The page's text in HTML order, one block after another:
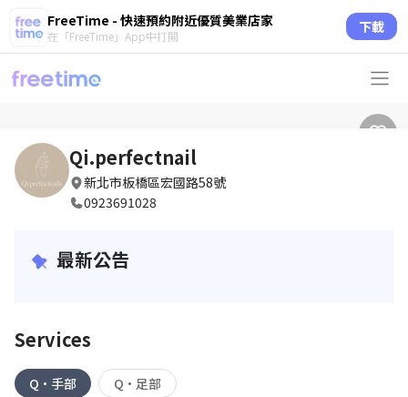
FreeTime - 快速預約附近優質美業店家
在「FreeTime」App中打開 下載
Qi.perfectnail
新北市板橋區宏國路58號
0923691028
最新公告
Services
Q•手部 Q•足部